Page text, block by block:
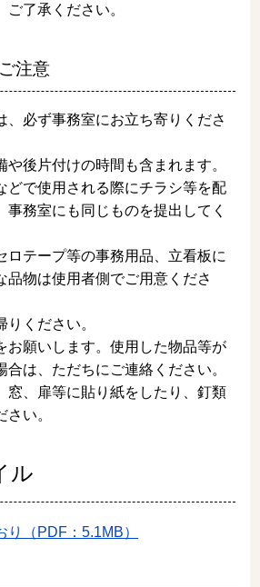
ご了承ください。
注意
、必ず事務室にお立ち寄りくださ
や後片付けの時間も含まれます。
どで使用される際にチラシ等を配
事務室にも同じものを提出してく
ロテープ等の事務用品、立看板に
品物は使用者側でご用意くださ
りください。
お願いします。使用した物品等が
合は、ただちにご連絡ください。
窓、扉等に貼り紙をしたり、釘類
い。
ル
り（PDF：5.1MB）